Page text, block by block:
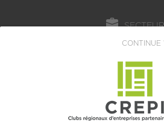
SECTEUR
Ressources
Clermont-Ferrand